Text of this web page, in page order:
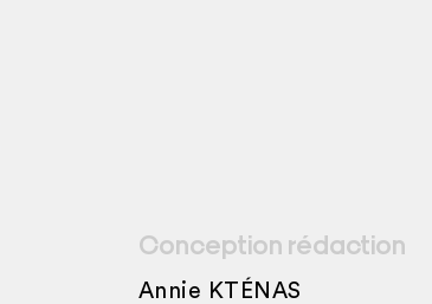
Conception rédaction
Annie KTÉNAS